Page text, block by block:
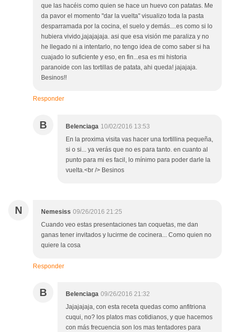
que las hacéis como quien se hace un huevo con patatas. Me
da pavor el momento "dar la vuelta" visualizo toda la pasta
desparramada por la cocina, el suelo y demás....es como si lo
hubiera vivido,jajajajaja. asi que esa visión me paraliza y no
he llegado ni a intentarlo, no tengo idea de como saber si ha
cuajado lo suficiente y eso, en fin...esa es mi historia
paranoide con las tortillas de patata, ahi queda! jajajaja.
Besinos!!
Responder
B Belenciaga 10/02/2016 13:53
En la proxima visita vas hacer una tortillina pequeña,
si o si... ya verás que no es para tanto. en cuanto al
punto para mi es facil, lo mínimo para poder darle la
vuelta.<br /> Besinos
N Nemesiss 09/26/2016 21:25
Cuando veo estas presentaciones tan coquetas, me dan
ganas tener invitados y lucirme de cocinera... Como quien no
quiere la cosa
Responder
B Belenciaga 09/26/2016 21:32
Jajajajaja, con esta receta quedas como anfitriona
cuqui, no? los platos mas cotidianos, y que hacemos
con más frecuencia son los mas tentadores para